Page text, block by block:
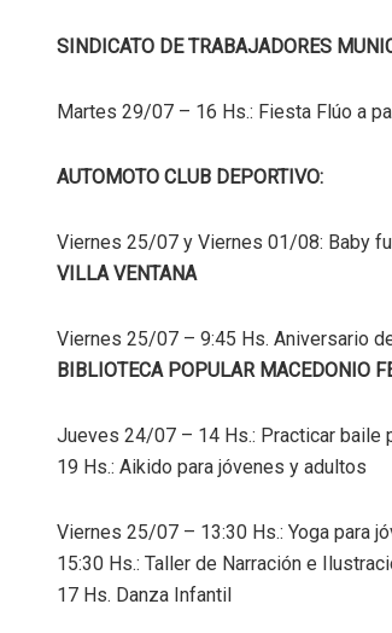
SINDICATO DE TRABAJADORES
Martes 29/07 – 16 Hs.: Fiesta Flúo a
AUTOMOTO CLUB DEPORTIVO:
Viernes 25/07 y Viernes 01/08: Baby
VILLA VENTANA
Viernes 25/07 – 9:45 Hs. Aniversario
BIBLIOTECA POPULAR MACEDONIO
Jueves 24/07 – 14 Hs.: Practicar baile
19 Hs.: Aikido para jóvenes y adultos
Viernes 25/07 – 13:30 Hs.: Yoga para
15:30 Hs.: Taller de Narración e
17 Hs. Danza Infantil